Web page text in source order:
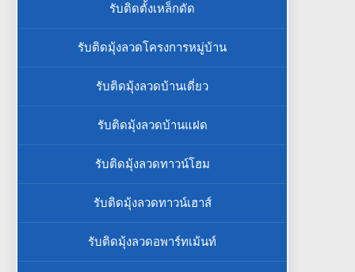
รับติดตั้งเหล็กดัด
รับติดมุ้งลวดโครงการหมู่บ้าน
รับติดมุ้งลวดบ้านเดี่ยว
รับติดมุ้งลวดบ้านแฝด
รับติดมุ้งลวดทาวน์โฮม
รับติดมุ้งลวดทาวน์เฮาส์
รับติดมุ้งลวดอพาร์ทเม้นท์